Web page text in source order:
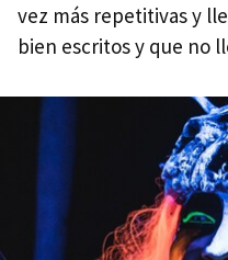
vez más repetitivas y
bien escritos y que no